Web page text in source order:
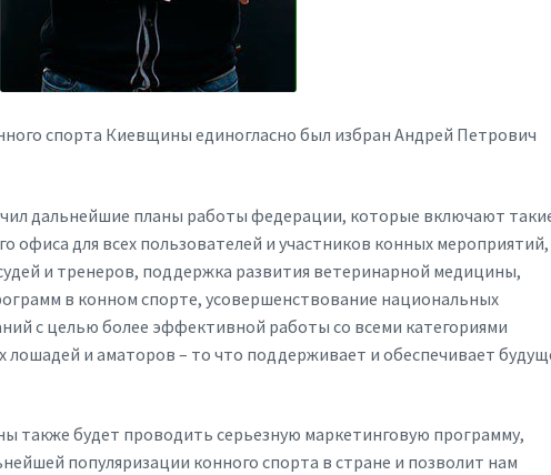
спорта Киевщины единогласно был избран Андрей Петрович
дальнейшие планы работы федерации, которые включают
офиса для всех пользователей и участников конных мероприятий,
и тренеров, поддержка развития ветеринарной медицины,
в конном спорте, усовершенствование национальных
с целью более эффективной работы со всеми категориями
лошадей и аматоров – то что поддерживает и обеспечивает
также будет проводить серьезную маркетинговую программу,
популяризации конного спорта в стране и позволит нам